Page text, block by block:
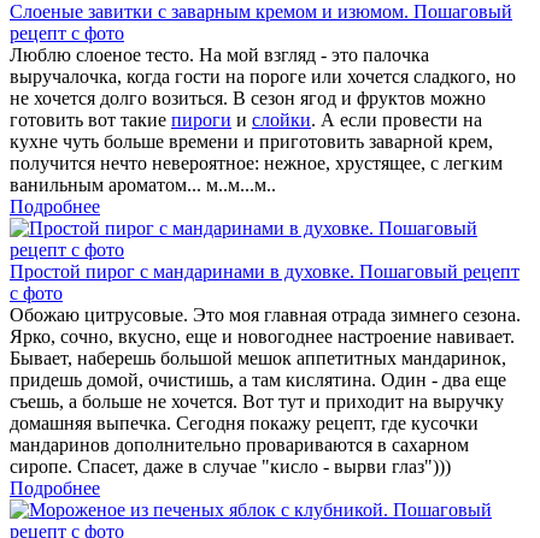
Слоеные завитки с заварным кремом и изюмом. Пошаговый
рецепт с фото
Люблю слоеное тесто. На мой взгляд - это палочка
выручалочка, когда гости на пороге или хочется сладкого, но
не хочется долго возиться. В сезон ягод и фруктов можно
готовить вот такие пироги и слойки. А если провести на
кухне чуть больше времени и приготовить заварной крем,
получится нечто невероятное: нежное, хрустящее, с легким
ванильным ароматом... м..м...м..
Подробнее
Простой пирог с мандаринами в духовке. Пошаговый рецепт
с фото
Обожаю цитрусовые. Это моя главная отрада зимнего сезона.
Ярко, сочно, вкусно, еще и новогоднее настроение навивает.
Бывает, наберешь большой мешок аппетитных мандаринок,
придешь домой, очистишь, а там кислятина. Один - два еще
съешь, а больше не хочется. Вот тут и приходит на выручку
домашняя выпечка. Сегодня покажу рецепт, где кусочки
мандаринов дополнительно провариваются в сахарном
сиропе. Спасет, даже в случае "кисло - вырви глаз")))
Подробнее